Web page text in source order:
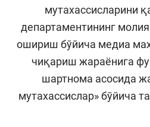
мутахассисларини
департаментининг
ошириш бўйича медиа
чиқариш жараёнига
шартнома асосида
мутахассислар» бўйича